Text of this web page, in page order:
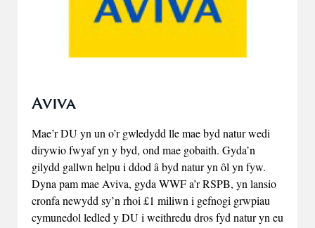
Aviva
Mae’r DU yn un o’r gwledydd lle mae byd natur wedi
dirywio fwyaf yn y byd, ond mae gobaith. Gyda’n
gilydd gallwn helpu i ddod â byd natur yn ôl yn fyw.
Dyna pam mae Aviva, gyda WWF a’r RSPB, yn lansio
cronfa newydd sy’n rhoi £1 miliwn i gefnogi grwpiau
cymunedol ledled y DU i weithredu dros fyd natur yn eu